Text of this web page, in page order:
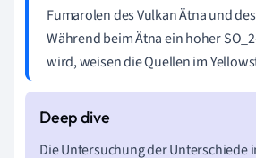
Fumarolen des Vulkan Ätna und
Während beim Ätna ein hoher
wird, weisen die Quellen im
Die Untersuchung der Unterschiede